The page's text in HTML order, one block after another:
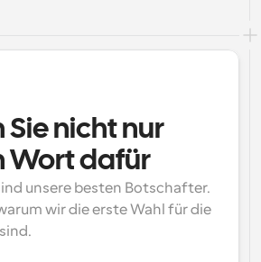
Sie nicht nur
Wort dafür
unsere besten Botschafter.
wir die erste Wahl für die